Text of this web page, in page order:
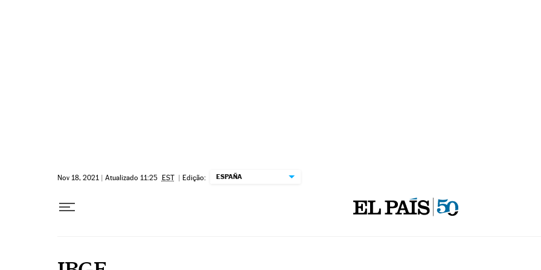
Nov 18, 2021 | Atualizado 11:25 EST | Edição: ESPAÑA